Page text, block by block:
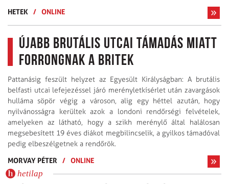
HETEK
/ ONLINE
Újabb brutális utcai támadás miatt
forrongnak a britek
Pattanásig feszült helyzet az Egyesült Királyságban: A brutális
belfasti utcai lefejezéssel járó merényletkísérlet után zavargások
hulláma söpör végig a városon, alig egy héttel azután, hogy
nyilvánosságra kerültek azok a londoni rendőrségi felvételek,
amelyeken az látható, hogy a szikh merénylő által halálosan
megsebesített 19 éves diákot megbilincselik, a gyilkos támadóval
pedig elbeszélgetnek a rendőrök.
MORVAY PÉTER
/ ONLINE
hetilap